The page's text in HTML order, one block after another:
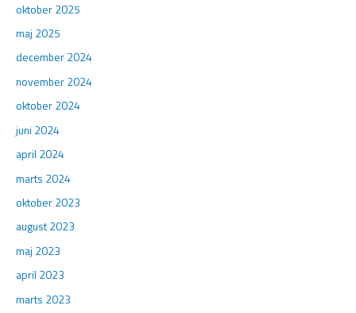
oktober 2025
maj 2025
december 2024
november 2024
oktober 2024
juni 2024
april 2024
marts 2024
oktober 2023
august 2023
maj 2023
april 2023
marts 2023